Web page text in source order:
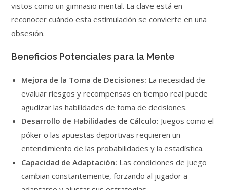
vistos como un gimnasio mental. La clave está en
reconocer cuándo esta estimulación se convierte en una
obsesión.
Beneficios Potenciales para la Mente
Mejora de la Toma de Decisiones: La necesidad de
evaluar riesgos y recompensas en tiempo real puede
agudizar las habilidades de toma de decisiones.
Desarrollo de Habilidades de Cálculo: Juegos como el
póker o las apuestas deportivas requieren un
entendimiento de las probabilidades y la estadística.
Capacidad de Adaptación: Las condiciones de juego
cambian constantemente, forzando al jugador a